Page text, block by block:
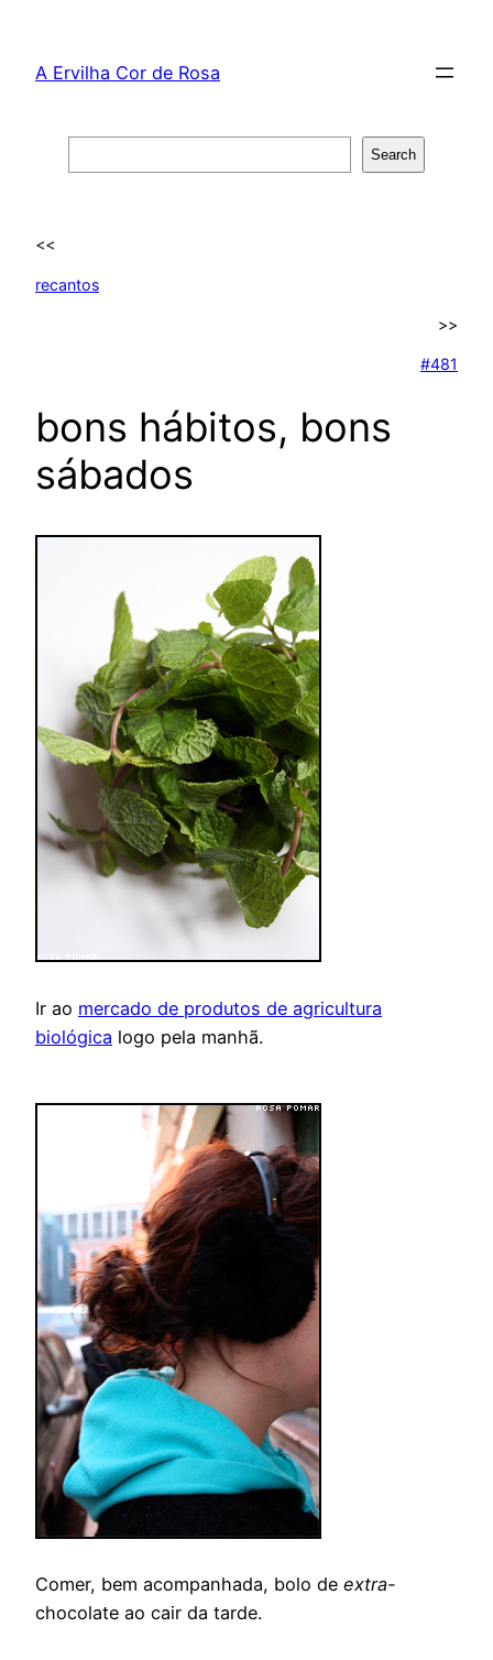
content
A Ervilha Cor de Rosa
Search
<<
recantos
>>
#481
bons hábitos, bons
sábados
Ir ao mercado de produtos de agricultura
biológica logo pela manhã.
Comer, bem acompanhada, bolo de extra-
chocolate ao cair da tarde.